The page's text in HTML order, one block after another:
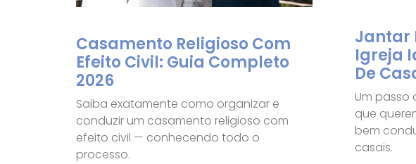
Casamento Religioso Com
Efeito Civil: Guia Completo
2026
Saiba exatamente como organizar e
conduzir um casamento religioso com
efeito civil — conhecendo todo o
processo.
Jantar
Igreja
De
Um passo
que
bem
casais.